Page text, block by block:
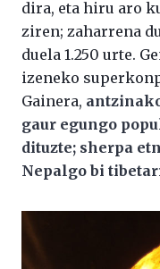
dira, eta hiru aro
ziren; zaharrena
duela 1.250 urte.
izeneko
Gainera,
gaur egungo
dituzte; sherpa
Nepalgo bi